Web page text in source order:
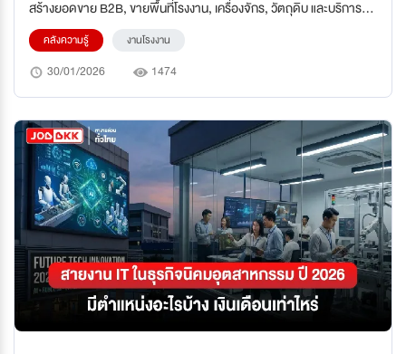
สร้างยอดขาย B2B, ขายพื้นที่โรงงาน, เครื่องจักร, วัตถุดิบ และบริการ
สนับสนุน พนักงานขายต้องทำงานใกล้ชิดกับฝ่าย Marketing,
Operations และ Engineering เพื่อเสนอ Solution ที่ตอบโจทย์ลูกค้า
องค์กรและสร้างรายได้ระยะยาว สายงาน Sales ในนิคมอุตสาหกรรมจึง
คลังความรู้ งานโรงงาน
30/01/2026 1474